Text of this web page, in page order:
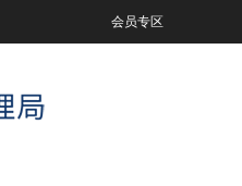
会员专区